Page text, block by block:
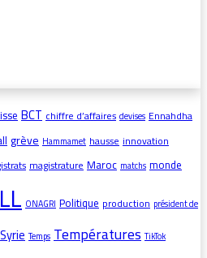
BCTchiffre d’affaires devises Ennahdha
grève Hammamet hausseinnovation
magistratureMaroc matchs monde
ONAGRI Politique production président de
Syrie Temps Températures TikTok